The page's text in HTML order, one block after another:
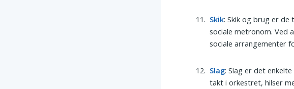
Skik: Skik og brug er
sociale metronom. Ved
sociale arrangementer
Slag: Slag er det
takt i orkestret, hilser